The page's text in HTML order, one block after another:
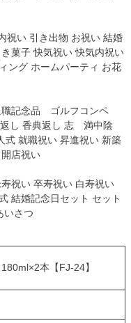
祝い 引き出物 お祝い 結婚
菓子 快気祝い 快気内祝い
ング ホームパーティ お花
職記念品 ゴルフコンペ
香典返し 志 満中陰
就職祝い 昇進祝い 新築
店祝い
祝い 卒寿祝い 白寿祝い
結婚記念日セット セット
いさつ
本【FJ-24】